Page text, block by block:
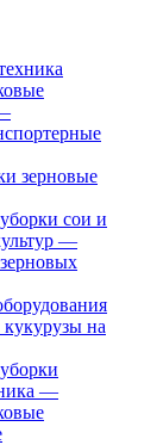
зерновые
сои и
—
кукурузы на
—